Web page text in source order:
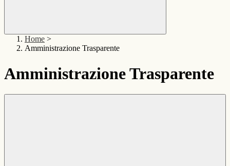
Home >
Amministrazione Trasparente
Amministrazione Trasparente